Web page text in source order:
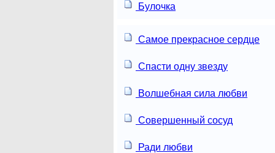
Булочка
Самое прекрасное сердце
Спасти одну звезду
Волшебная сила любви
Совершенный сосуд
Ради любви